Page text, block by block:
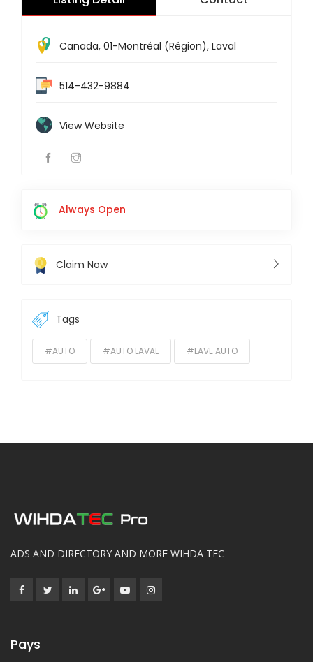
Canada, 01-Montréal (Région), Laval
514-432-9884
View Website
Always Open
Claim Now
Tags
#AUTO #AUTO LAVAL #LAVE AUTO
ADS AND DIRECTORY AND MORE WIHDA TEC
Pays